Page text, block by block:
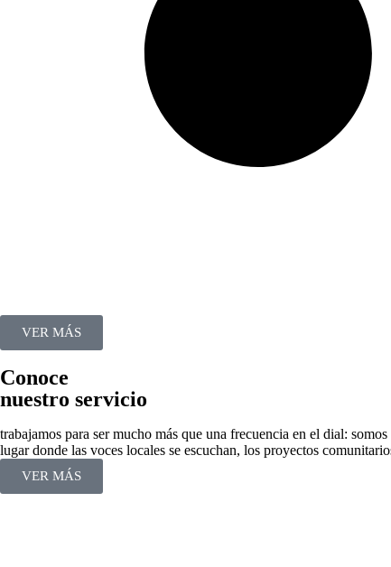
VER MÁS
Conoce
nuestro servicio
trabajamos para ser mucho más que una frecuencia en el dial:
lugar donde las voces locales se escuchan, los proyectos
VER MÁS